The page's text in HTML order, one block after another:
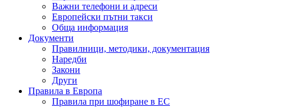
Важни телефони и адреси
Европейски пътни такси
Обща информация
Документи
Правилници, методики, документация
Наредби
Закони
Други
Правила в Европа
Правила при шофиране в ЕС